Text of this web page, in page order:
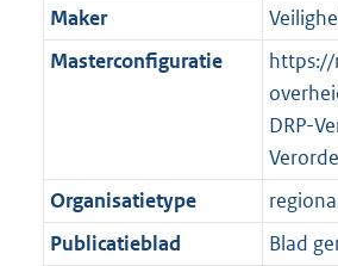
Maker
Masterconfiguratie
https://
DRP-
Organisatietype
Publicatieblad
Blad